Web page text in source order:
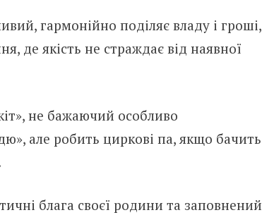
гармонійно поділяє владу і гроші,
де якість не страждає від наявної
не бажаючий особливо
але робить циркові па, якщо бачить
блага своєї родини та заповнений